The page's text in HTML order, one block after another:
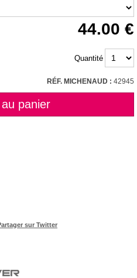
44.00
Quantité
RÉF. MICHENAUD : 42945